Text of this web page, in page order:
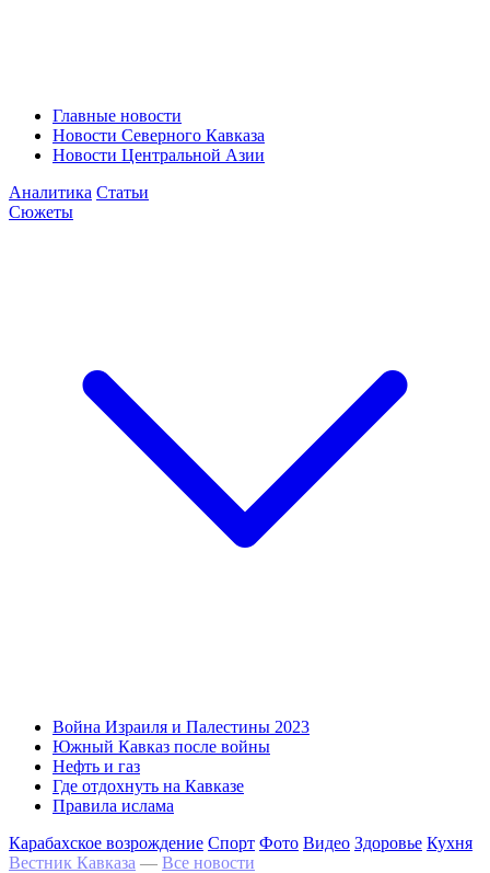
Главные новости
Новости Северного Кавказа
Новости Центральной Азии
Аналитика Статьи
Сюжеты
Война Израиля и Палестины 2023
Южный Кавказ после войны
Нефть и газ
Где отдохнуть на Кавказе
Правила ислама
Карабахское возрождение Спорт Фото Видео Здоровье Кухня
Вестник Кавказа — Все новости